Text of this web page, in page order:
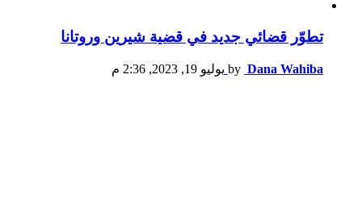
تطوّر قضائي جديد في قضية شيرين وروتانا
by Dana Wahiba يوليو 19, 2023, 2:36 م